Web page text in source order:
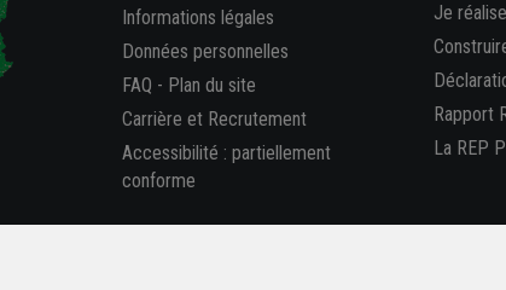
Informations légales
Données personnelles
FAQ - Plan du site
Carrière et Recrutement
Accessibilité : partiellement
conforme
Je
Rapport
La REP